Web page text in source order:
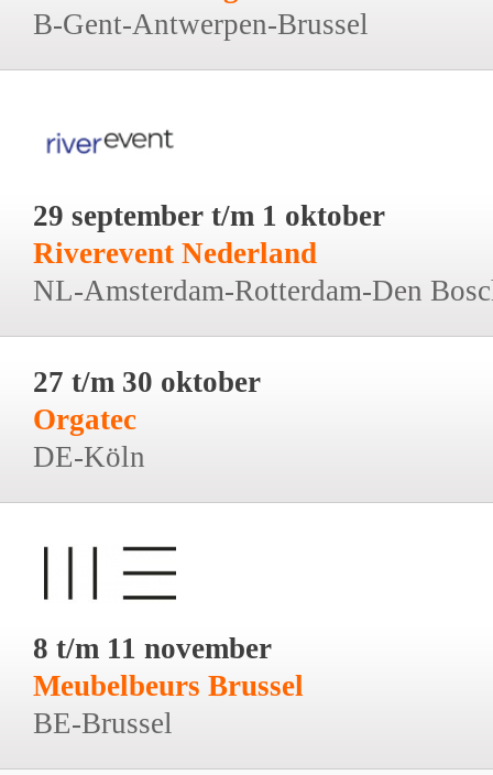
B-Gent-Antwerpen-Brussel
29 september t/m 1 oktober
Riverevent Nederland
NL-Amsterdam-Rotterdam-Den
27 t/m 30 oktober
Orgatec
DE-Köln
8 t/m 11 november
Meubelbeurs Brussel
BE-Brussel